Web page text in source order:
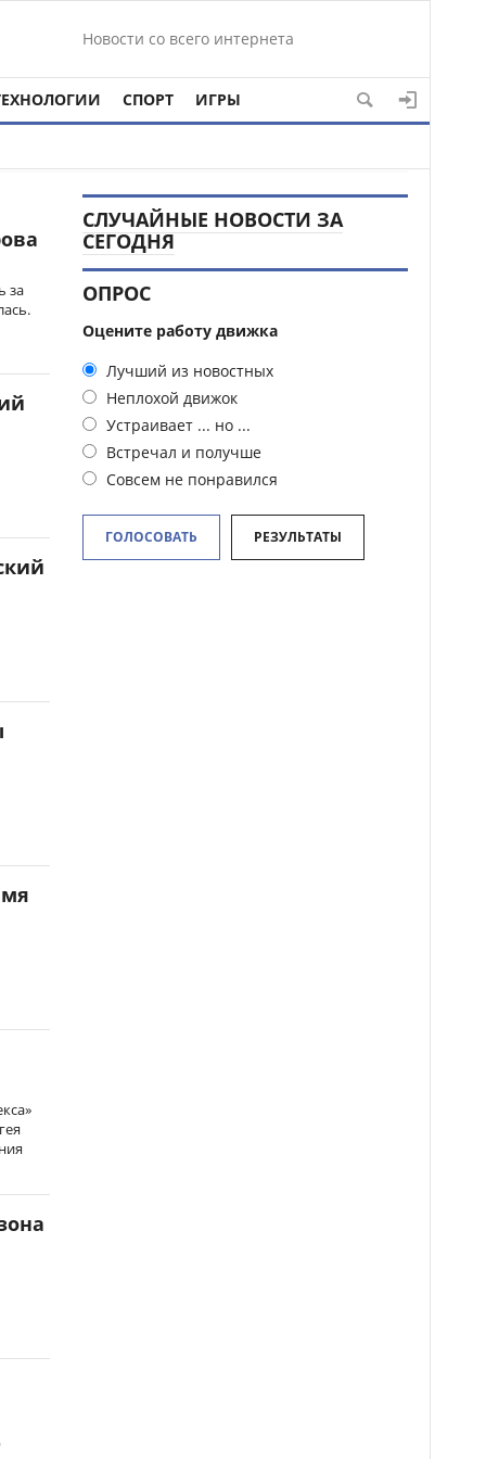
Новости со всего интернета
СПОРТ ИГРЫ
за
СЛУЧАЙНЫЕ НОВОСТИ ЗА
СЕГОДНЯ
ОПРОС
Оцените работу движка
Лучший из новостных
Неплохой движок
Устраивает ... но ...
Встречал и получше
Совсем не понравился
ГОЛОСОВАТЬ РЕЗУЛЬТАТЫ